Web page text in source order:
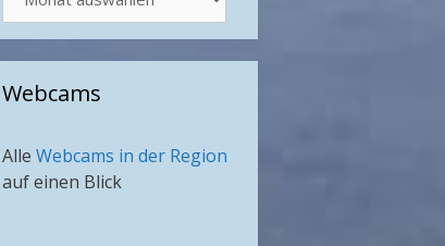
nach
Monat
Webcams
Alle Webcams in der Region
auf einen Blick